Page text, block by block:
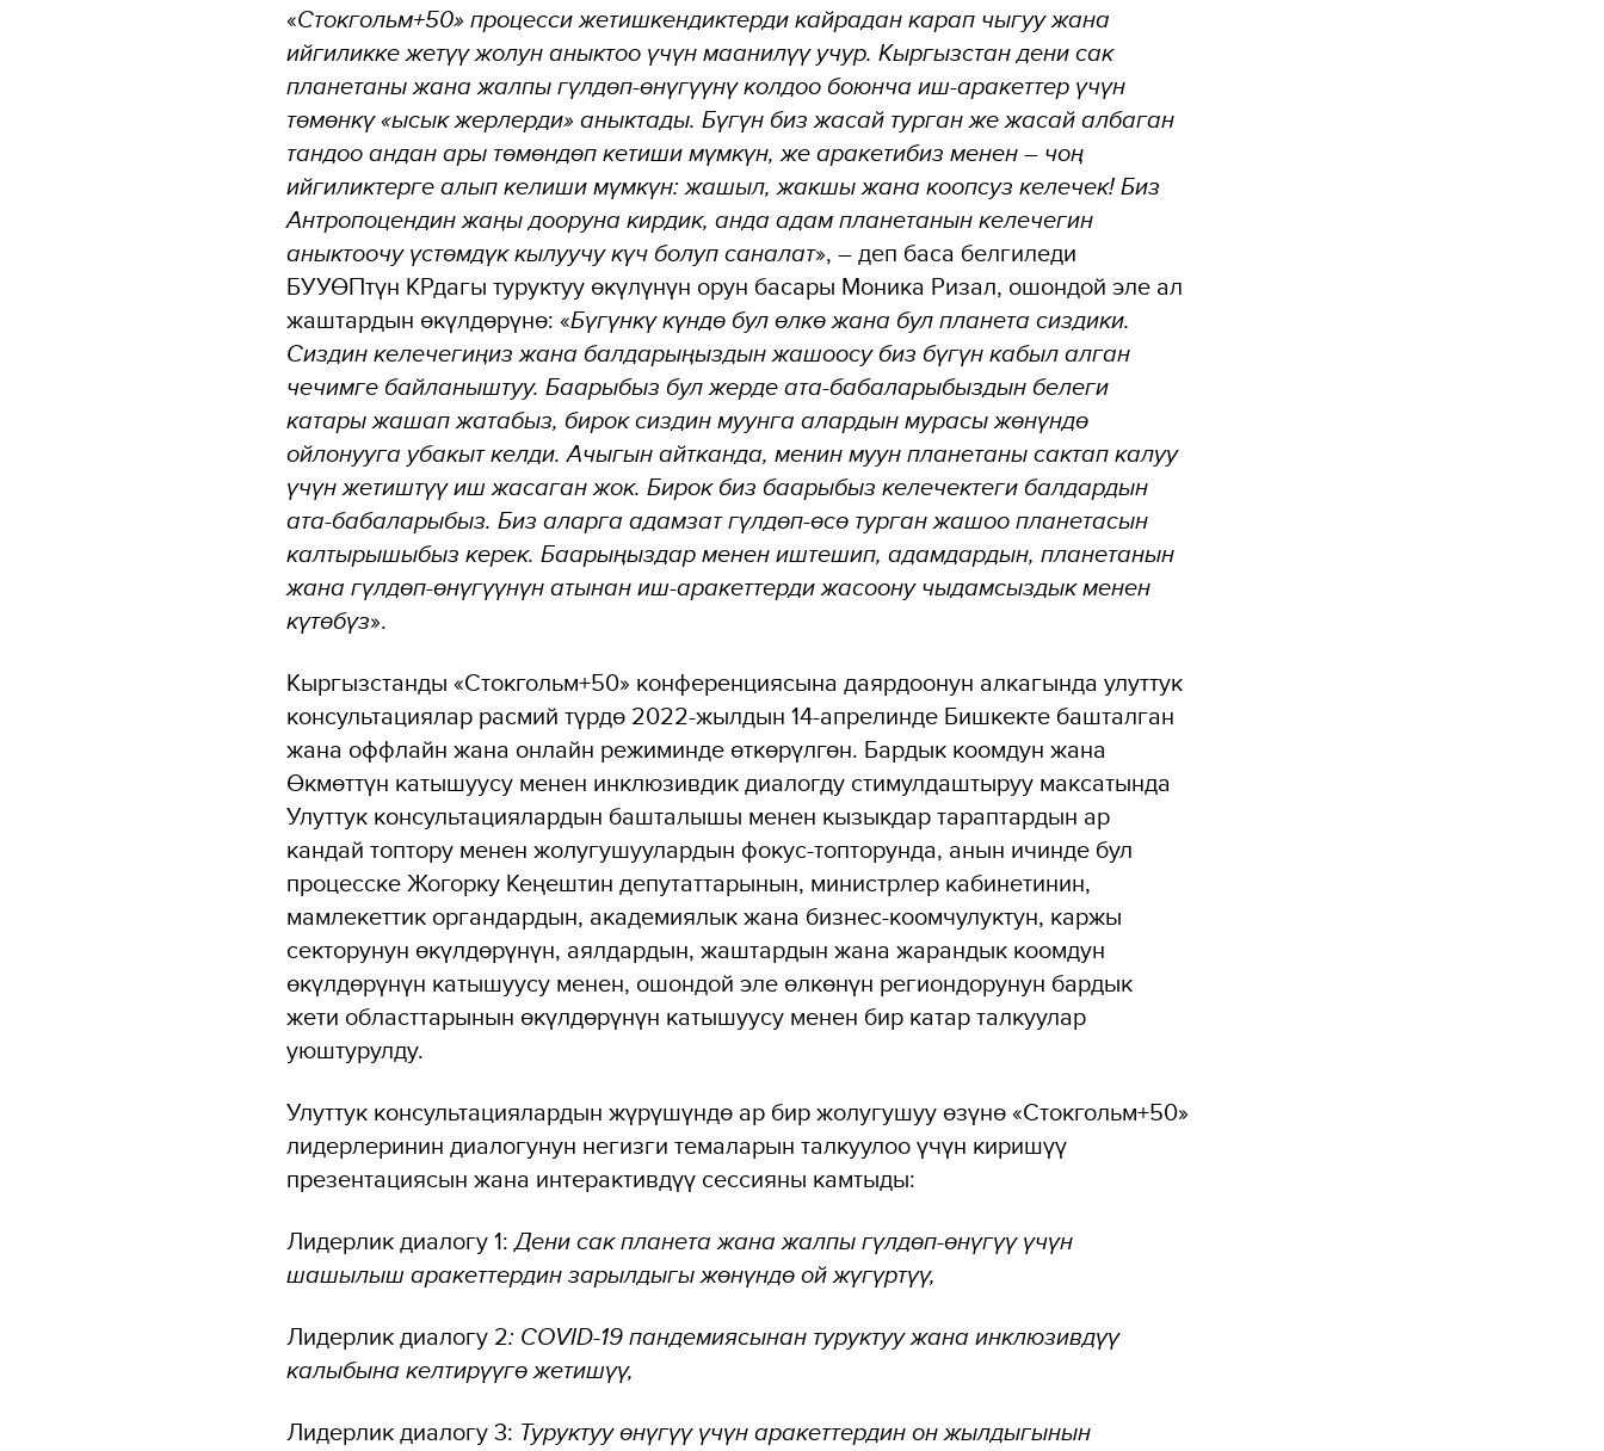
«Стокгольм+50» процесси жетишкендиктерди кайрадан карап чыгуу жана
ийгиликке жетүү жолун аныктоо үчүн маанилүү учур. Кыргызстан дени сак
планетаны жана жалпы гүлдөп-өнүгүүнү колдоо боюнча иш-аракеттер үчүн
төмөнкү «ысык жерлерди» аныктады. Бүгүн биз жасай турган же жасай албаган
тандоо андан ары төмөндөп кетиши мүмкүн, же аракетибиз менен – чоң
ийгиликтерге алып келиши мүмкүн: жашыл, жакшы жана коопсуз келечек! Биз
Антропоцендин жаңы дооруна кирдик, анда адам планетанын келечегин
аныктоочу үстөмдүк кылуучу күч болуп саналат», – деп баса белгиледи
БУУӨПтүн КРдагы туруктуу өкүлүнүн орун басары Моника Ризал, ошондой эле ал
жаштардын өкүлдөрүнө: «Бүгүнкү күндө бул өлкө жана бул планета сиздики.
Сиздин келечегиңиз жана балдарыңыздын жашоосу биз бүгүн кабыл алган
чечимге байланыштуу. Баарыбыз бул жерде ата-бабаларыбыздын белеги
катары жашап жатабыз, бирок сиздин муунга алардын мурасы жөнүндө
ойлонууга убакыт келди. Ачыгын айтканда, менин муун планетаны сактап калуу
үчүн жетиштүү иш жасаган жок. Бирок биз баарыбыз келечектеги балдардын
ата-бабаларыбыз. Биз аларга адамзат гүлдөп-өсө турган жашоо планетасын
калтырышыбыз керек. Баарыңыздар менен иштешип, адамдардын, планетанын
жана гүлдөп-өнүгүүнүн атынан иш-аракеттерди жасоону чыдамсыздык менен
күтөбүз».
Кыргызстанды «Стокгольм+50» конференциясына даярдоонун алкагында улуттук
консультациялар расмий түрдө 2022-жылдын 14-апрелинде Бишкекте башталган
жана оффлайн жана онлайн режиминде өткөрүлгөн. Бардык коомдун жана
Өкмөттүн катышуусу менен инклюзивдик диалогду стимулдаштыруу максатында
Улуттук консультациялардын башталышы менен кызыкдар тараптардын ар
кандай топтору менен жолугушуулардын фокус-топторунда, анын ичинде бул
процесске Жогорку Кеңештин депутаттарынын, министрлер кабинетинин,
мамлекеттик органдардын, академиялык жана бизнес-коомчулуктун, каржы
секторунун өкүлдөрүнүн, аялдардын, жаштардын жана жарандык коомдун
өкүлдөрүнүн катышуусу менен, ошондой эле өлкөнүн региондорунун бардык
жети областтарынын өкүлдөрүнүн катышуусу менен бир катар талкуулар
уюштурулду.
Улуттук консультациялардын жүрүшүндө ар бир жолугушуу өзүнө «Стокгольм+50»
лидерлеринин диалогунун негизги темаларын талкуулоо үчүн киришүү
презентациясын жана интерактивдүү сессияны камтыды:
Лидерлик диалогу 1:Дени сак планета жана жалпы гүлдөп-өнүгүү үчүн
шашылыш аракеттердин зарылдыгы жөнүндө ой жүгүртүү,
Лидерлик диалогу 2: COVID-19 пандемиясынан туруктуу жана инклюзивдүү
калыбына келтирүүгө жетишүү,
Лидерлик диалогу 3: Туруктуу өнүгүү үчүн аракеттердин он жылдыгынын